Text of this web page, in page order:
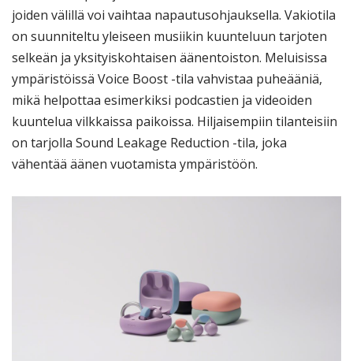
joiden välillä voi vaihtaa napautusohjauksella. Vakiotila
on suunniteltu yleiseen musiikin kuunteluun tarjoten
selkeän ja yksityiskohtaisen äänentoiston. Meluisissa
ympäristöissä Voice Boost -tila vahvistaa puheääniä,
mikä helpottaa esimerkiksi podcastien ja videoiden
kuuntelua vilkkaissa paikoissa. Hiljaisempiin tilanteisiin
on tarjolla Sound Leakage Reduction -tila, joka
vähentää äänen vuotamista ympäristöön.